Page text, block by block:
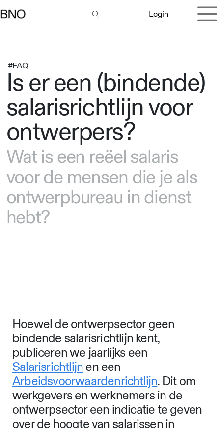
Login
#FAQ
Is er een (bindende)
salarisrichtlijn voor
ontwerpers?
Wat is een reëel salaris
voor de mensen die je als
ontwerpbureau in dienst
hebt?
Hoewel de ontwerpsector geen
bindende salarisrichtlijn kent,
publiceren we jaarlijks een
Salarisrichtlijnen een
Arbeidsvoorwaardenrichtlijn. Dit om
werkgevers en werknemers in de
ontwerpsector een indicatie te geven
over de hoogte van salarissen in